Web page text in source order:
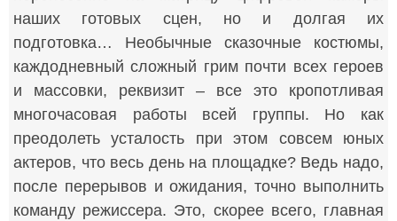
наших готовых сцен, но и долгая их
подготовка… Необычные сказочные костюмы,
каждодневный сложный грим почти всех героев
и массовки, реквизит – все это кропотливая
многочасовая работы всей группы. Но как
преодолеть усталость при этом совсем юных
актеров, что весь день на площадке? Ведь надо,
после перерывов и ожидания, точно выполнить
команду режиссера. Это, скорее всего, главная